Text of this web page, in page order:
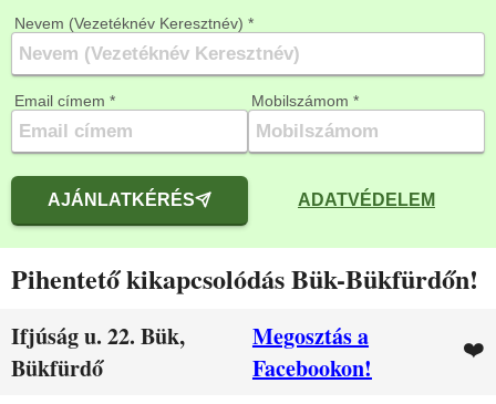
Nevem (Vezetéknév Keresztnév) *
Email címem * Mobilszámom *
AJÁNLATKÉRÉS ADATVÉDELEM
Pihentető kikapcsolódás Bük-Bükfürdőn!
Ifjúság u. 22. Bük,
Bükfürdő
Megosztás a
Facebookon!
❤️